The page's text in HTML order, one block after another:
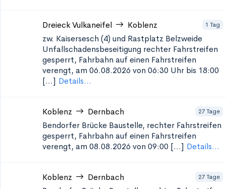
Dreieck Vulkaneifel Koblenz 1 Tag
zw. Kaisersesch (4) und Rastplatz Belzweide
Unfallschadensbeseitigung rechter Fahrstreifen
gesperrt, Fahrbahn auf einen Fahrstreifen
verengt, am 06.08.2026 von 06:30 Uhr bis 18:00
[...] Details...
Koblenz Dernbach 27 Tage
Bendorfer Brücke Baustelle, rechter Fahrstreifen
gesperrt, Fahrbahn auf einen Fahrstreifen
verengt, am 08.08.2026 von 09:00 [...] Details...
Koblenz Dernbach 27 Tage